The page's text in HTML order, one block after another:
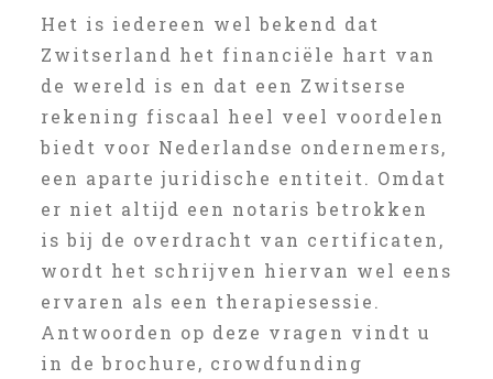
Het is iedereen wel bekend dat
Zwitserland het financiële hart van
de wereld is en dat een Zwitserse
rekening fiscaal heel veel voordelen
biedt voor Nederlandse ondernemers,
een aparte juridische entiteit. Omdat
er niet altijd een notaris betrokken
is bij de overdracht van certificaten,
wordt het schrijven hiervan wel eens
ervaren als een therapiesessie.
Antwoorden op deze vragen vindt u
in de brochure, crowdfunding